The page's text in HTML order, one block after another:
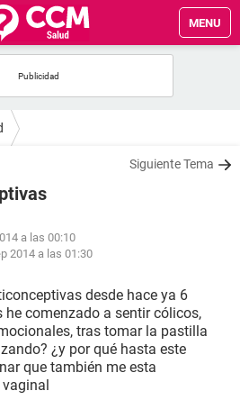
MENU
Siguiente Tema
a las 00:10
2014 a las 01:30
desde hace ya 6
he comenzado a sentir cólicos,
tras tomar la pastilla
¿y por qué hasta este
que también me esta
vaginal